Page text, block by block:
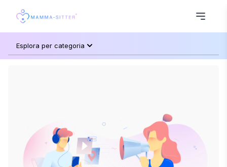
Esplora per categoria